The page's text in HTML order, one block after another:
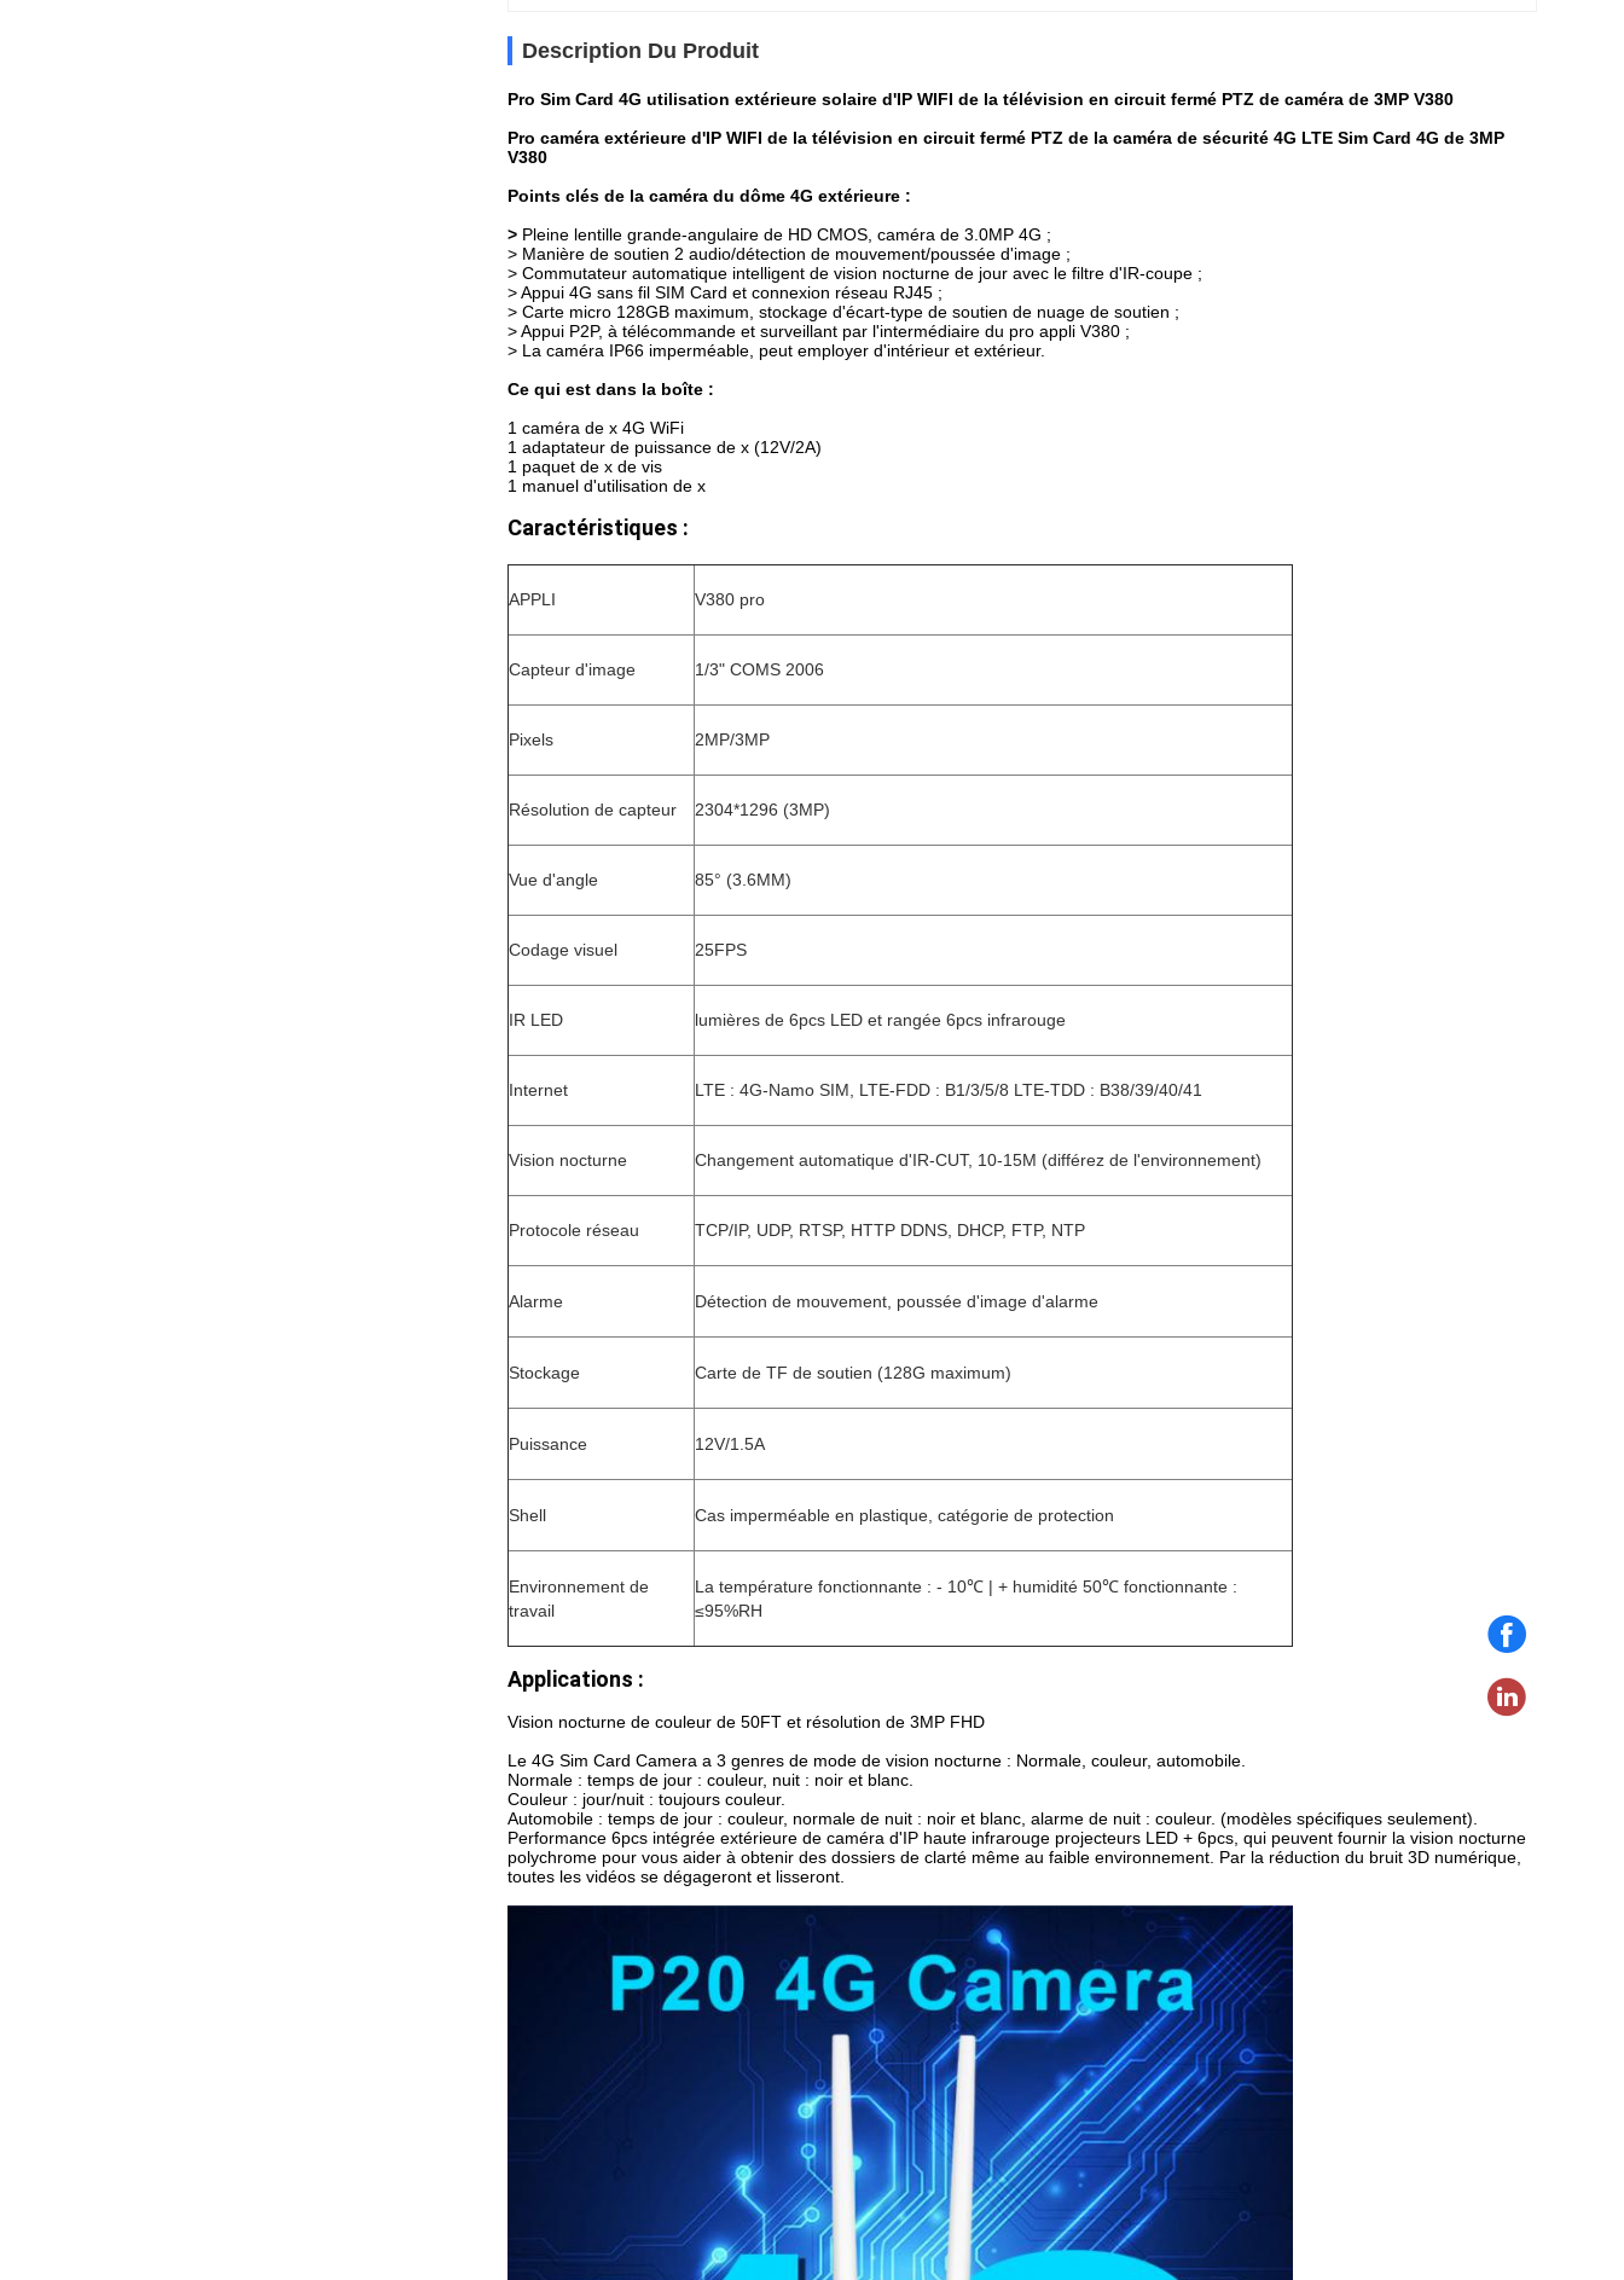
Description Du Produit
Pro Sim Card 4G utilisation extérieure solaire d'IP WIFI de la télévision en circuit fermé PTZ de caméra de 3MP V380
Pro caméra extérieure d'IP WIFI de la télévision en circuit fermé PTZ de la caméra de sécurité 4G LTE Sim Card 4G de 3MP
V380
Points clés de la caméra du dôme 4G extérieure :
> Pleine lentille grande-angulaire de HD CMOS, caméra de 3.0MP 4G ;
> Manière de soutien 2 audio/détection de mouvement/poussée d'image ;
> Commutateur automatique intelligent de vision nocturne de jour avec le filtre d'IR-coupe ;
> Appui 4G sans fil SIM Card et connexion réseau RJ45 ;
> Carte micro 128GB maximum, stockage d'écart-type de soutien de nuage de soutien ;
> Appui P2P, à télécommande et surveillant par l'intermédiaire du pro appli V380 ;
> La caméra IP66 imperméable, peut employer d'intérieur et extérieur.
Ce qui est dans la boîte :
1 caméra de x 4G WiFi
1 adaptateur de puissance de x (12V/2A)
1 paquet de x de vis
1 manuel d'utilisation de x
Caractéristiques :
APPLI V380 pro
Capteur d'image 1/3" COMS 2006
Pixels 2MP/3MP
Résolution de capteur 2304*1296 (3MP)
Vue d'angle 85° (3.6MM)
Codage visuel 25FPS
IR LED lumières de 6pcs LED et rangée 6pcs infrarouge
Internet LTE : 4G-Namo SIM, LTE-FDD : B1/3/5/8 LTE-TDD : B38/39/40/41
Vision nocturne Changement automatique d'IR-CUT, 10-15M (différez de l'environnement)
Protocole réseau TCP/IP, UDP, RTSP, HTTP DDNS, DHCP, FTP, NTP
Alarme Détection de mouvement, poussée d'image d'alarme
Stockage Carte de TF de soutien (128G maximum)
Puissance 12V/1.5A
Shell Cas imperméable en plastique, catégorie de protection
Environnement de
travail
La température fonctionnante : - 10℃ | + humidité 50℃ fonctionnante :
≤95%RH
Applications :
Vision nocturne de couleur de 50FT et résolution de 3MP FHD
Le 4G Sim Card Camera a 3 genres de mode de vision nocturne : Normale, couleur, automobile.
Normale : temps de jour : couleur, nuit : noir et blanc.
Couleur : jour/nuit : toujours couleur.
Automobile : temps de jour : couleur, normale de nuit : noir et blanc, alarme de nuit : couleur. (modèles spécifiques seulement).
Performance 6pcs intégrée extérieure de caméra d'IP haute infrarouge projecteurs LED + 6pcs, qui peuvent fournir la vision nocturne
polychrome pour vous aider à obtenir des dossiers de clarté même au faible environnement. Par la réduction du bruit 3D numérique,
toutes les vidéos se dégageront et lisseront.